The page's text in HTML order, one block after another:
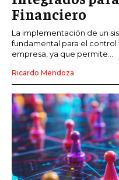
Financiero
La implementación de un
fundamental para el
empresa, ya que permite...
Ricardo Mendoza